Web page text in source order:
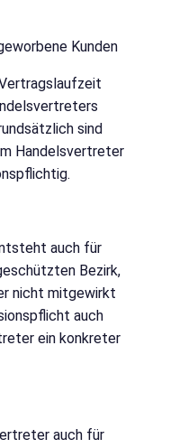
Kunden
sind
Handelsvertreter
auch für
Bezirk,
nicht mitgewirkt
auch
ein konkreter
auch für